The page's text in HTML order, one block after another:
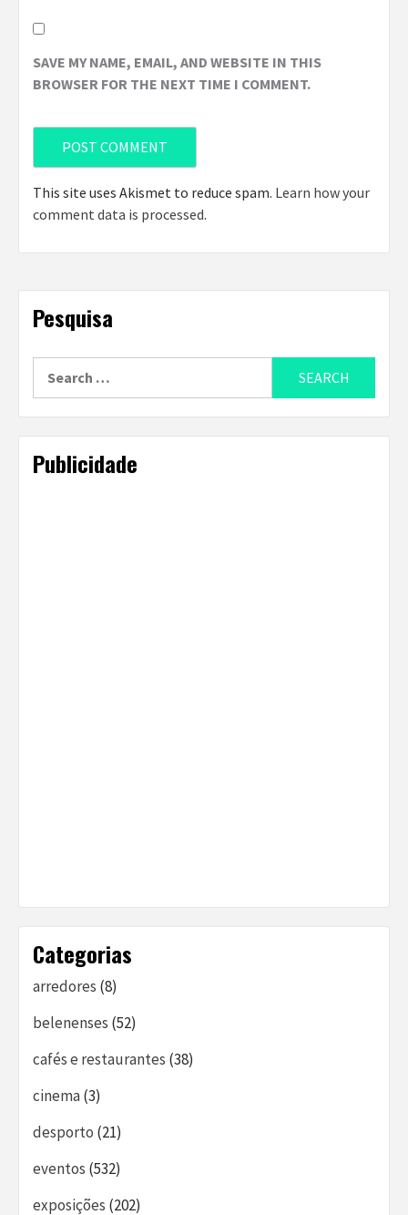
SAVE MY NAME, EMAIL, AND WEBSITE IN THIS
BROWSER FOR THE NEXT TIME I COMMENT.
This site uses Akismet to reduce spam. Learn how your
comment data is processed.
Pesquisa
for:
Publicidade
Categorias
arredores (8)
belenenses (52)
cafés e restaurantes (38)
cinema(3)
desporto (21)
eventos (532)
exposições (202)